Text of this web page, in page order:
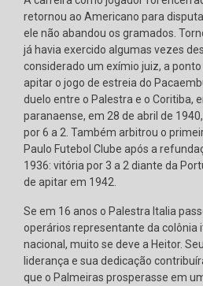
retornou ao Americano para
ele não abandou os gramados.
já havia exercido algumas vezes
considerado um exímio juiz, a
apitar o jogo de estreia do
duelo entre o Palestra e o Coritiba,
paranaense, em 28 de abril de
por 6 a 2. Também arbitrou o
Paulo Futebol Clube após a
1936: vitória por 3 a 2 diante da
de apitar em 1942.
Se em 16 anos o Palestra Italia
operários representante da colônia
nacional, muito se deve a Heitor.
liderança e sua dedicação
que o Palmeiras prosperasse em